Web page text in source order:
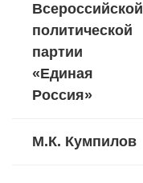
Всероссийской
политической
партии
«Единая
Россия»
М.К. Кумпилов